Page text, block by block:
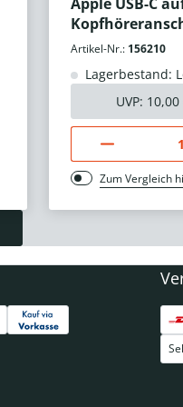
Artikel-Nr.: 156210
Lagerbestand:
UVP: 10,00
Zum Vergleich